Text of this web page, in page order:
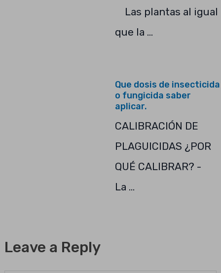
Las plantas al igual
que la …
Que dosis de insecticida
o fungicida saber
aplicar.
CALIBRACIÓN DE
PLAGUICIDAS ¿POR
QUÉ CALIBRAR? -
La …
Leave a Reply